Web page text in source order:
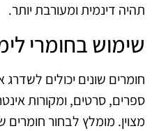
תהיה דינמית ומעורבת יותר.
שימוש בחומרי
חומרים שונים יכולים
ספרים, סרטים, ומקורות
מצוין. מומלץ לבחור